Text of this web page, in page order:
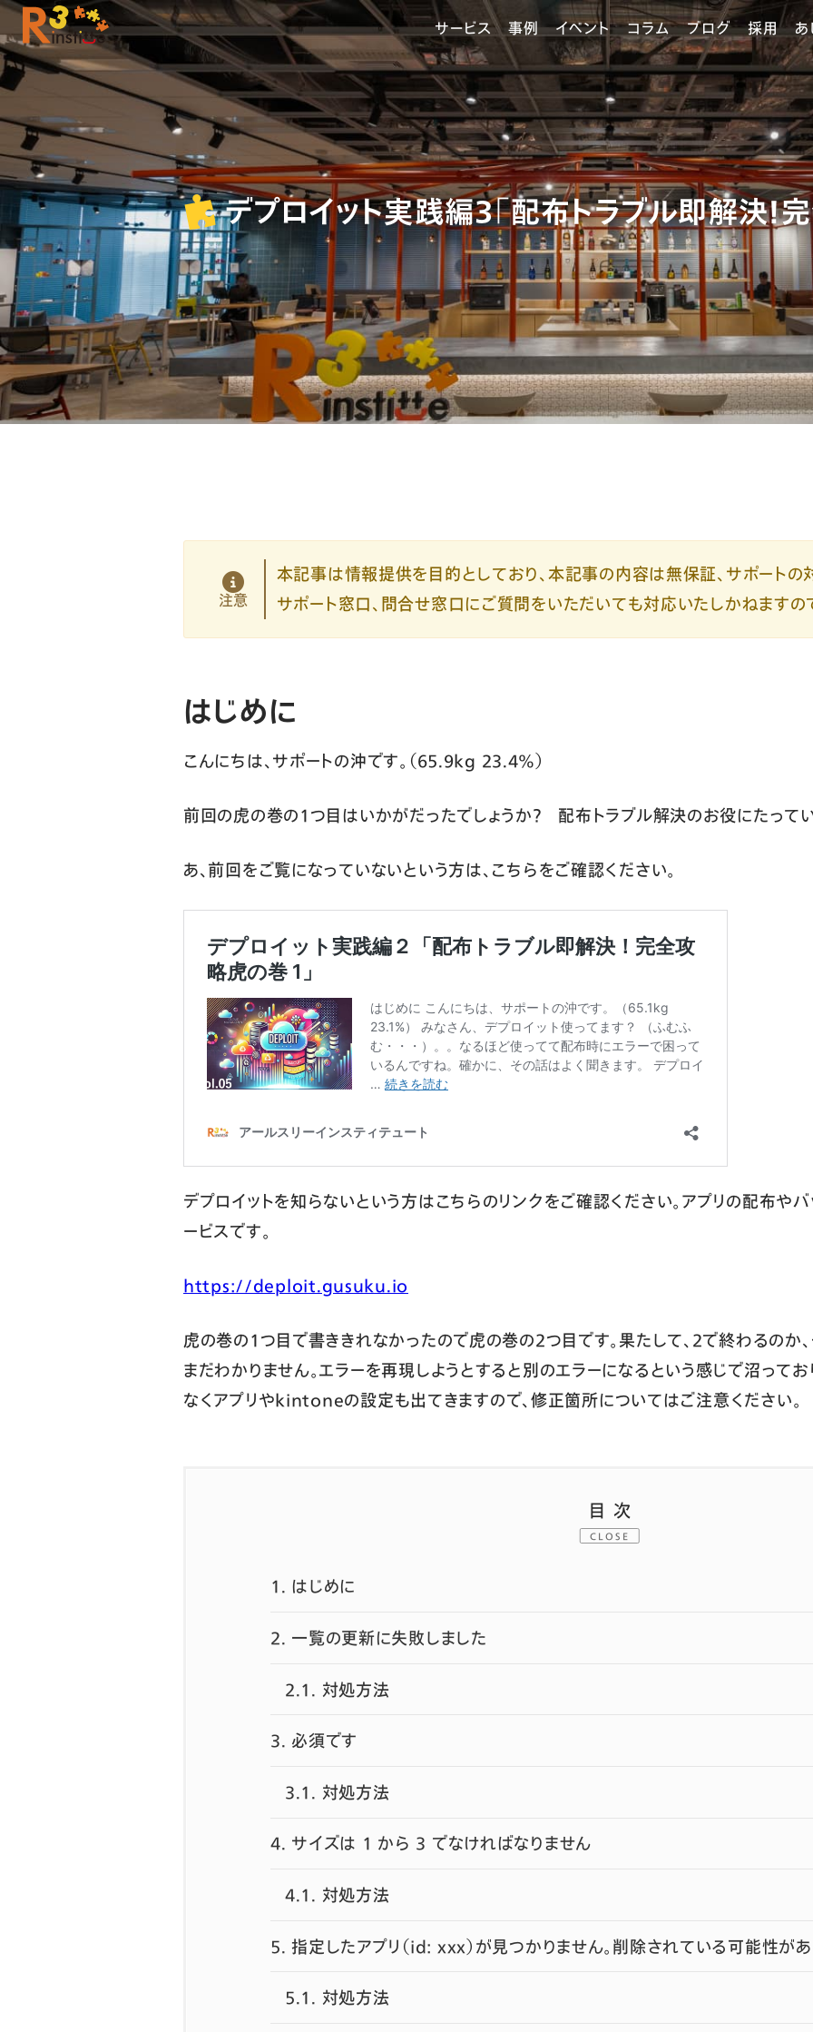
サービス 事例 イベント コラム ブログ 採用 あ
デプロイット実践編３「配布トラブル即解決！
注意
本記事は情報提供を目的としており、本記事の内容は無保証、サポートの
サポート窓口、問合せ窓口にご質問をいただいても対応いたしかねますの
はじめに
こんにちは、サポートの沖です。（65.9kg 23.4%）
前回の虎の巻の１つ目はいかがだったでしょうか？ 配布トラブル解決のお役にたってい
あ、前回をご覧になっていないという方は、こちらをご確認ください。
デプロイットを知らないという方はこちらのリンクをご確認ください。アプリの配布や
ービスです。
https://deploit.gusuku.io
虎の巻の１つ目で書ききれなかったので虎の巻の2つ目です。果たして、2で終わるのか
まだわかりません。エラーを再現しようとすると別のエラーになるという感じで沼ってお
なくアプリやkintoneの設定も出てきますので、修正箇所についてはご注意ください。
目次
CLOSE
1. はじめに
2. 一覧の更新に失敗しました
2.1. 対処方法
3. 必須です
3.1. 対処方法
4. サイズは 1 から 3 でなければなりません
4.1. 対処方法
5.指定したアプリ（id: xxx）が見つかりません。削除されている可能性が
5.1. 対処方法